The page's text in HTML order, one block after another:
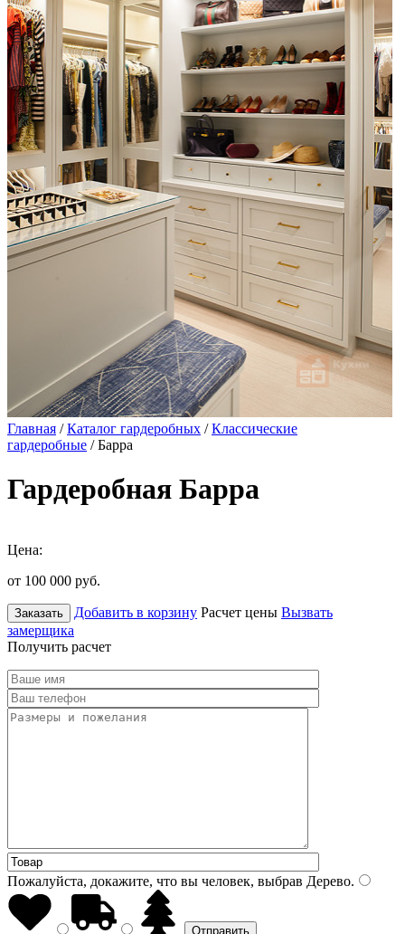
Главная /Каталог гардеробных /Классические
гардеробные / Барра
Гардеробная Барра
Цена:
от 100 000 руб.
Заказать Добавить в корзину Расчет цены Вызвать
замерщика
Получить расчет
Пожалуйста, докажите, что вы человек, выбрав Дерево.